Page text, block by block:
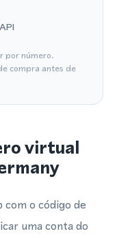
por número.
compra antes de
virtual
o código de
uma conta do